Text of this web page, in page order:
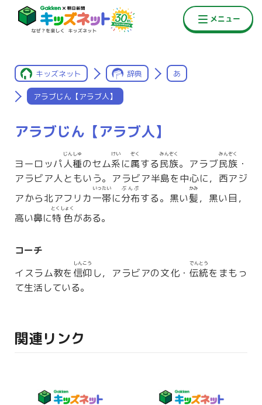
キッズネット 辞典 あ
アラブじん【アラブ人】
アラブじん【アラブ人】
ヨーロッパ人種
じんしゅ
のセム系
けい
に属
ぞく
する民族
みんぞく
。アラブ民族
みんぞく
・
アラビア人ともいう。アラビア半島を中心に，西アジ
アから北アフリカ一帯
いったい
に分布
ぶんぷ
する。黒い髪
かみ
，黒い目，
高い鼻に特色
とくしょく
がある。
コーチ
イスラム教を 信仰
しんこう
し，アラビアの文化・ 伝統
でんとう
をまもっ
て生活している。
関連リンク